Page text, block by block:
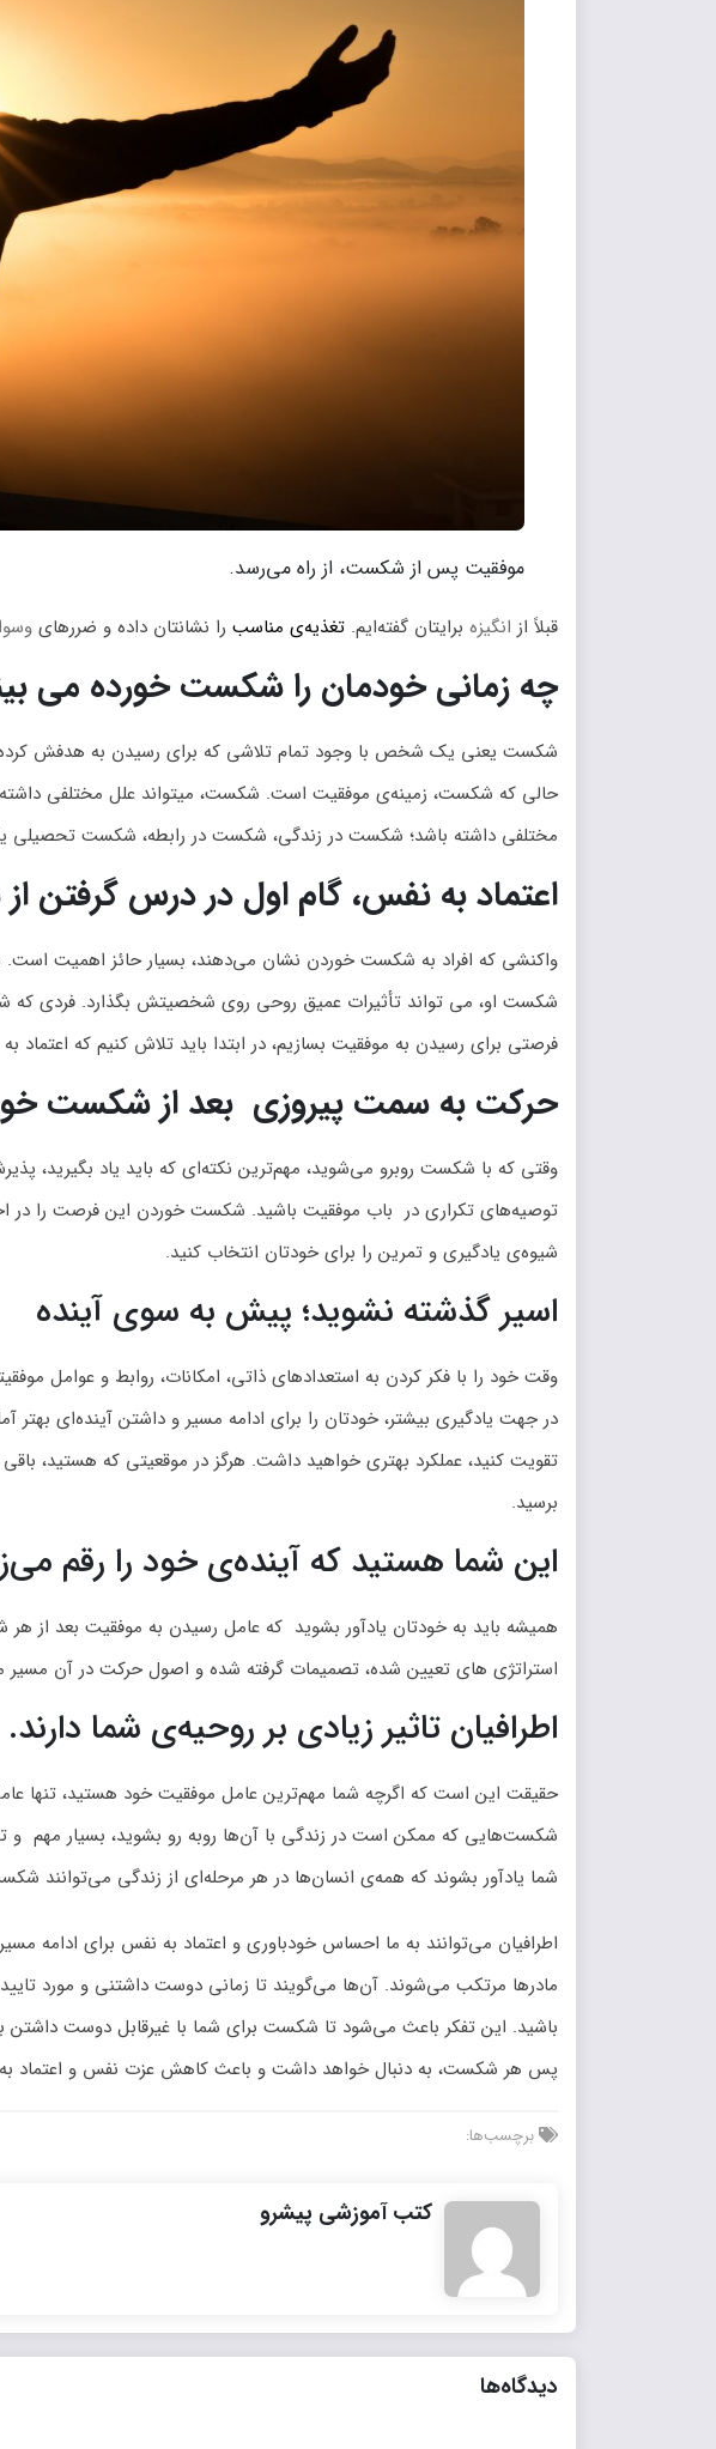
موفقیت پس از شکست، از راه می‌رسد.
قبلاً از انگیزه برایتان گفته‌ایم. تغذیه‌ی مناسب را نشانتان داده‌ و ضررهای
چه زمانی خودمان را شکست خورده می
شکست یعنی یک شخص با وجود تمام تلاشی که برای رسیدن به هدفش کرده،
حالی که شکست، زمینه‌ی موفقیت است. شکست، میتواند علل مختلفی داشته
مختلفی داشته باشد؛ شکست در زندگی، شکست در رابطه، شکست تحصیلی
اعتماد به نفس، گام اول در درس گرفتن
واکنشی که افراد به شکست خوردن نشان می‌دهند، بسیار حائز اهمیت است.
شکست او، می تواند تأثیرات عمیق روحی روی شخصیتش بگذارد. فردی
فرصتی برای رسیدن به موفقیت بسازیم، در ابتدا باید تلاش کنیم که اعتماد
حرکت به سمت پیروزی بعد از شکست
وقتی که با شکست روبرو می‌شوید، مهم‌ترین نکته‌ای که باید یاد بگیرید،
توصیه‌های تکراری در باب موفقیت باشید. شکست خوردن این فرصت را در
شیوه‌ی یادگیری و تمرین را برای خودتان انتخاب کنید.
اسیر گذشته نشوید؛ پیش به سوی آینده
وقت خود را با فکر کردن به استعدادهای ذاتی، امکانات، روابط و عوامل
در جهت یادگیری بیشتر، خودتان را برای ادامه مسیر و داشتن آینده‌ای بهتر
تقویت کنید، عملکرد بهتری خواهید داشت. هرگز در موقعیتی که هستید،
برسید.
این شما هستید که آینده‌ی خود را رقم
همیشه باید به خودتان یادآور بشوید که عامل رسیدن به موفقیت بعد از
استراتژی های تعیین شده، تصمیمات گرفته شده و اصول حرکت در آن مسیر
اطرافیان تاثیر زیادی بر روحیه‌ی شما دارند.
حقیقت این است که اگرچه شما مهم‌ترین عامل موفقیت خود هستید، تنها
شکست‌هایی که ممکن است در زندگی با آن‌ها روبه رو بشوید، بسیار مهم و
شما یادآور بشوند که ‌همه‌ی انسان‌ها در هر مرحله‌ای از زندگی می‌توانند
اطرافیان می‌توانند به ما احساس خودباوری و اعتماد به نفس برای ادامه
مادرها مرتکب می‌شوند. آن‌ها می‌گویند تا زمانی دوست داشتنی و مورد
باشید. این تفکر باعث ‌می‌شود تا شکست برای شما با غیرقابل دوست داشتن
پس هر شکست، به دنبال خواهد داشت و باعث کاهش عزت نفس و اعتماد
برچسب‌ها:
کتب آموزشی پیشرو
دیدگاه‌ها